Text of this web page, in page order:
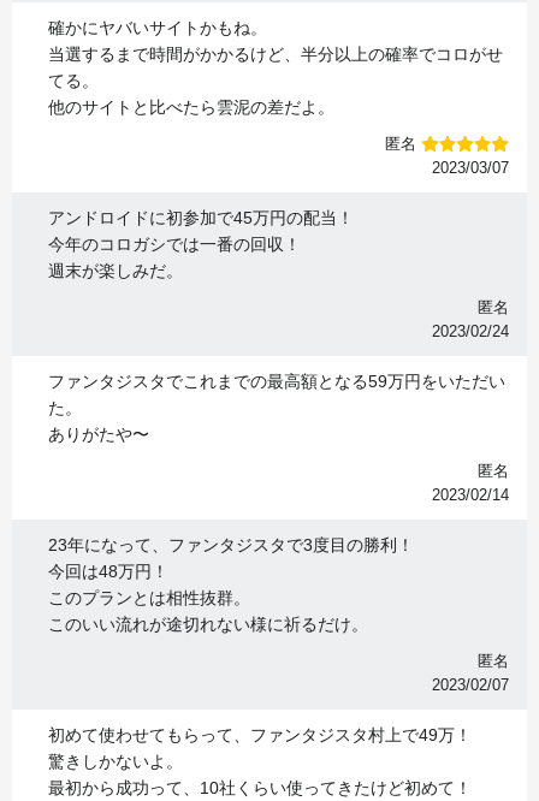
確かにヤバいサイトかもね。
当選するまで時間がかかるけど、半分以上の確率でコロがせ
てる。
他のサイトと比べたら雲泥の差だよ。
匿名
2023/03/07
アンドロイドに初参加で45万円の配当！
今年のコロガシでは一番の回収！
週末が楽しみだ。
匿名
2023/02/24
ファンタジスタでこれまでの最高額となる59万円をいただい
た。
ありがたや〜
匿名
2023/02/14
23年になって、ファンタジスタで3度目の勝利！
今回は48万円！
このプランとは相性抜群。
このいい流れが途切れない様に祈るだけ。
匿名
2023/02/07
初めて使わせてもらって、ファンタジスタ村上で49万！
驚きしかないよ。
最初から成功って、10社くらい使ってきたけど初めて！